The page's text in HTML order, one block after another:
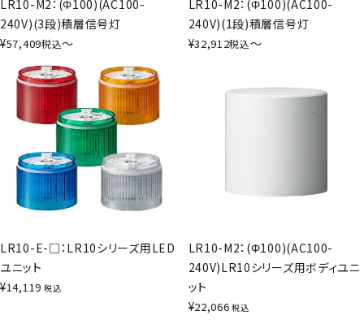
LR10-M2：(Φ100)(AC100-
240V)(3段)積層信号灯
¥57,409税込〜
LR10-M2：(Φ100)(AC100-
240V)(1段)積層信号灯
¥32,912税込〜
LR10-E-□：LR10シリーズ用LED
ユニット
¥14,119 税込
LR10-M2：(Φ100)(AC100-
240V)LR10シリーズ用ボディユニ
ット
¥22,066 税込